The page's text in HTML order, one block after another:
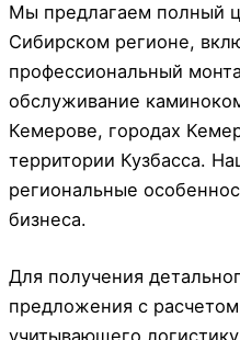
Мы предлагаем полный
Сибирском регионе,
профессиональный
обслуживание
Кемерове, городах
территории Кузбасса.
региональные
бизнеса.
Для получения
предложения с